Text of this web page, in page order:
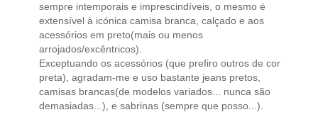
sempre intemporais e imprescindíveis, o mesmo é
extensível à icónica camisa branca, calçado e aos
acessórios em preto(mais ou menos
arrojados/excêntricos).
Exceptuando os acessórios (que prefiro outros de cor
preta), agradam-me e uso bastante jeans pretos,
camisas brancas(de modelos variados... nunca são
demasiadas...), e sabrinas (sempre que posso...).